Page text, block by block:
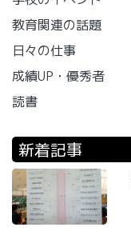
教育関連の話題
日々の仕事
成績UP・優秀者
読書
新着記事